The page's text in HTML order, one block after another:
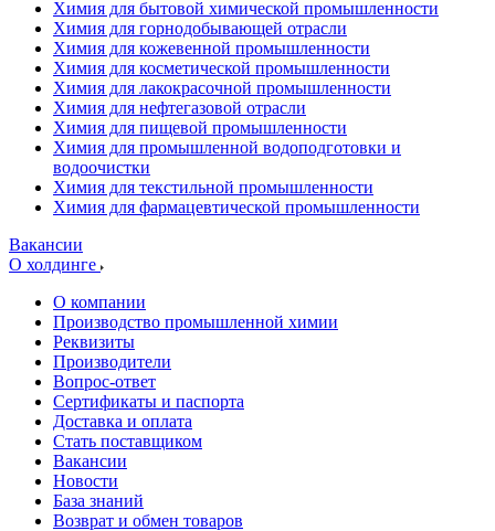
Химия для бытовой химической промышленности
Химия для горнодобывающей отрасли
Химия для кожевенной промышленности
Химия для косметической промышленности
Химия для лакокрасочной промышленности
Химия для нефтегазовой отрасли
Химия для пищевой промышленности
Химия для промышленной водоподготовки и
водоочистки
Химия для текстильной промышленности
Химия для фармацевтической промышленности
Вакансии
О холдинге
О компании
Производство промышленной химии
Реквизиты
Производители
Вопрос-ответ
Сертификаты и паспорта
Доставка и оплата
Стать поставщиком
Вакансии
Новости
База знаний
Возврат и обмен товаров